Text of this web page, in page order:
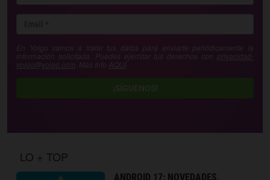
En Yoigo vamos a tratar tus datos para enviarte periódicamente la
información solicitada. Puedes ejercitar tus derechos con privacidad-
yoigo@yoigo.com . Más Info AQUÍ
¡SÍGUENOS!
LO + TOP
ANDROID 17: NOVEDADES,